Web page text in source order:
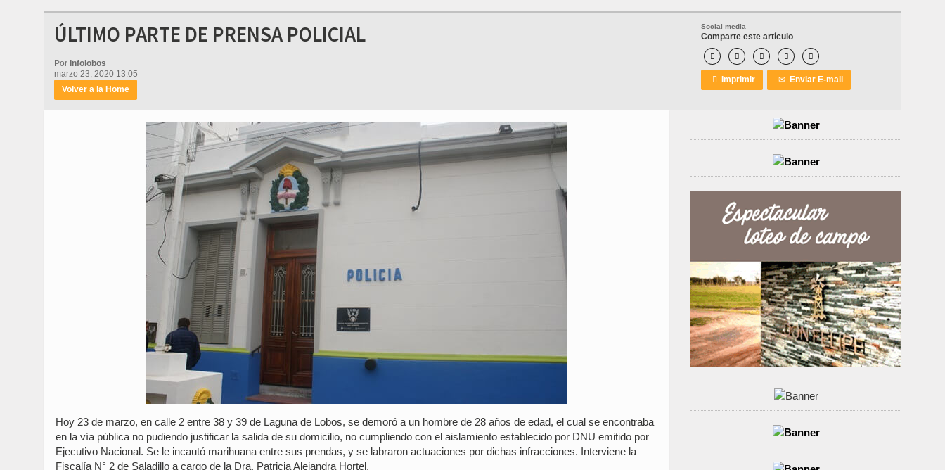
Social media
Comparte este artículo
    
 Imprimir ✉ Enviar E-mail
ÚLTIMO PARTE DE PRENSA POLICIAL
Por Infolobos
marzo 23, 2020 13:05
Volver a la Home
Hoy 23 de marzo, en calle 2 entre 38 y 39 de Laguna de Lobos, se demoró a un hombre de 28 años de edad, el cual se encontraba
en la vía pública no pudiendo justificar la salida de su domicilio, no cumpliendo con el aislamiento establecido por DNU emitido por
Ejecutivo Nacional. Se le incautó marihuana entre sus prendas, y se labraron actuaciones por dichas infracciones. Interviene la
Fiscalía N° 2 de Saladillo a cargo de la Dra. Patricia Alejandra Hortel.